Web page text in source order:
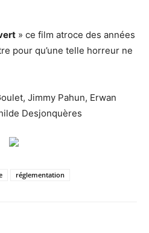
» ce film atroce des années
pour qu’une telle horreur ne
Jimmy Pahun, Erwan
Desjonquères
réglementation